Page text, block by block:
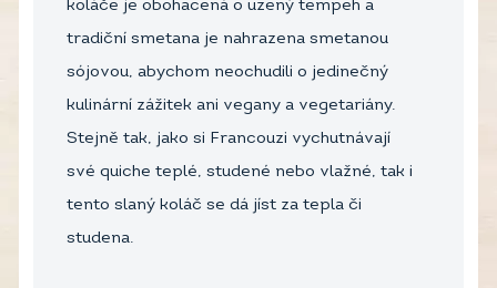
koláče je obohacená o uzený tempeh a
tradiční smetana je nahrazena smetanou
sójovou, abychom neochudili o jedinečný
kulinární zážitek ani vegany a vegetariány.
Stejně tak, jako si Francouzi vychutnávají
své quiche teplé, studené nebo vlažné, tak i
tento slaný koláč se dá jíst za tepla či
studena.